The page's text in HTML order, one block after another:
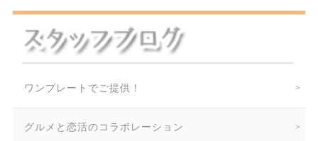
ワンプレートでご提供！
グルメと恋活のコラボレーション